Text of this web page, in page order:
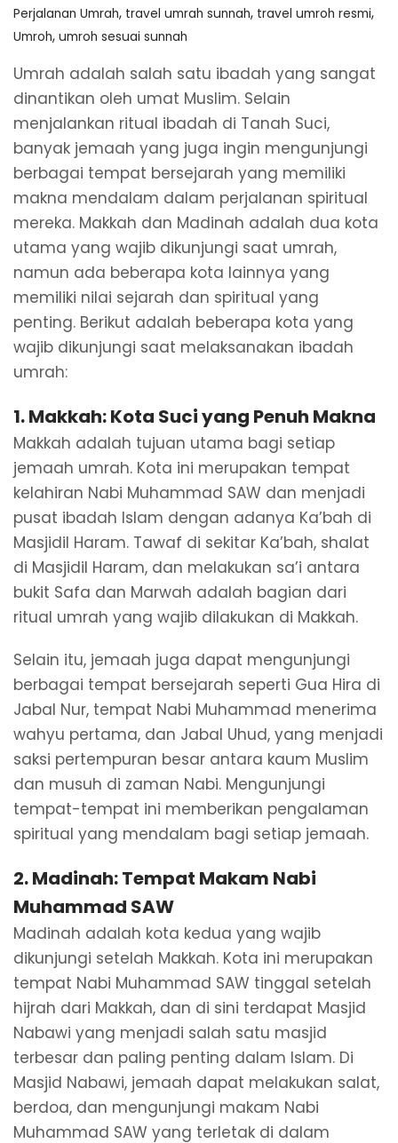
Perjalanan Umrah, travel umrah sunnah, travel umroh resmi,
Umroh, umroh sesuai sunnah
Umrah adalah salah satu ibadah yang sangat
dinantikan oleh umat Muslim. Selain
menjalankan ritual ibadah di Tanah Suci,
banyak jemaah yang juga ingin mengunjungi
berbagai tempat bersejarah yang memiliki
makna mendalam dalam perjalanan spiritual
mereka. Makkah dan Madinah adalah dua kota
utama yang wajib dikunjungi saat umrah,
namun ada beberapa kota lainnya yang
memiliki nilai sejarah dan spiritual yang
penting. Berikut adalah beberapa kota yang
wajib dikunjungi saat melaksanakan ibadah
umrah:
1.Makkah: Kota Suci yang Penuh Makna
Makkah adalah tujuan utama bagi setiap
jemaah umrah. Kota ini merupakan tempat
kelahiran Nabi Muhammad SAW dan menjadi
pusat ibadah Islam dengan adanya Ka’bah di
Masjidil Haram. Tawaf di sekitar Ka’bah, shalat
di Masjidil Haram, dan melakukan sa’i antara
bukit Safa dan Marwah adalah bagian dari
ritual umrah yang wajib dilakukan di Makkah.
Selain itu, jemaah juga dapat mengunjungi
berbagai tempat bersejarah seperti Gua Hira di
Jabal Nur, tempat Nabi Muhammad menerima
wahyu pertama, dan Jabal Uhud, yang menjadi
saksi pertempuran besar antara kaum Muslim
dan musuh di zaman Nabi. Mengunjungi
tempat-tempat ini memberikan pengalaman
spiritual yang mendalam bagi setiap jemaah.
2.Madinah: Tempat Makam Nabi
Muhammad SAW
Madinah adalah kota kedua yang wajib
dikunjungi setelah Makkah. Kota ini merupakan
tempat Nabi Muhammad SAW tinggal setelah
hijrah dari Makkah, dan di sini terdapat Masjid
Nabawi yang menjadi salah satu masjid
terbesar dan paling penting dalam Islam. Di
Masjid Nabawi, jemaah dapat melakukan salat,
berdoa, dan mengunjungi makam Nabi
Muhammad SAW yang terletak di dalam